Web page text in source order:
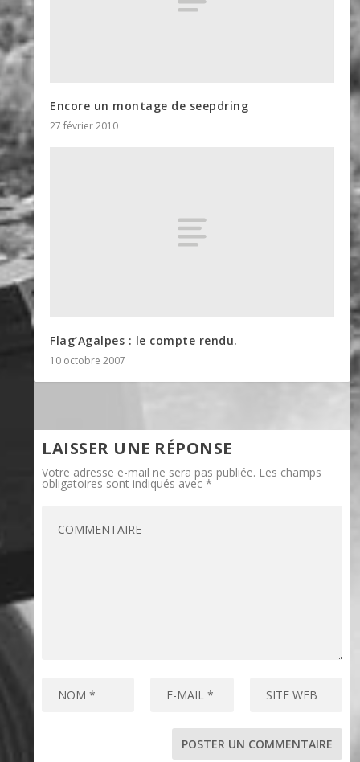
Encore un montage de seepdring
27 février 2010
Flag’Agalpes : le compte rendu.
10 octobre 2007
LAISSER UNE RÉPONSE
Votre adresse e-mail ne sera pas publiée. Les champs
obligatoires sont indiqués avec*